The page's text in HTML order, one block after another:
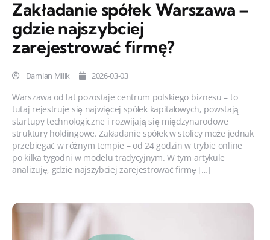
Zakładanie spółek Warszawa –
gdzie najszybciej
zarejestrować firmę?
Damian Milik 2026-03-03
Warszawa od lat pozostaje centrum polskiego biznesu – to
tutaj rejestruje się najwięcej spółek kapitałowych, powstają
startupy technologiczne i rozwijają się międzynarodowe
struktury holdingowe. Zakładanie spółek w stolicy może jednak
przebiegać w różnym tempie – od 24 godzin w trybie online
po kilka tygodni w modelu tradycyjnym. W tym artykule
analizuję, gdzie najszybciej zarejestrować firmę […]